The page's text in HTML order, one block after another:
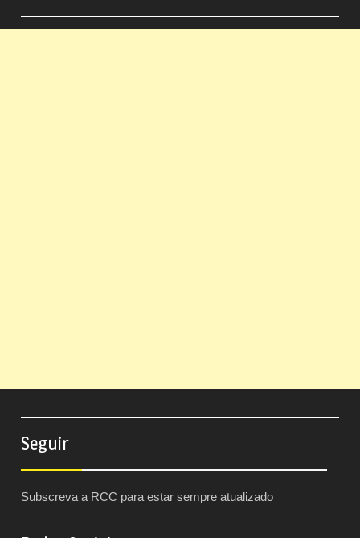
Seguir
Subscreva a RCC para estar sempre atualizado